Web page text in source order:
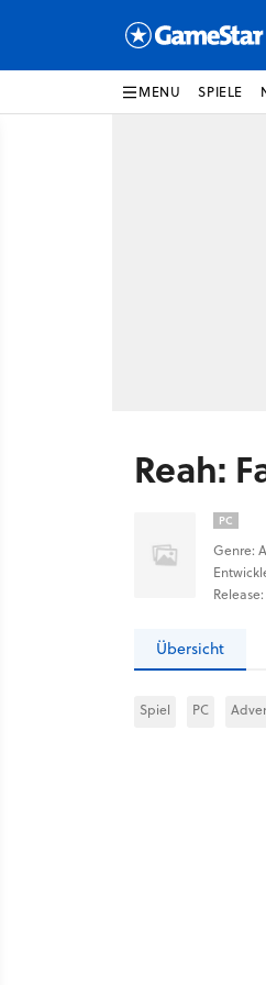
MENU SPIELE
Reah:
PC
Genre:
Übersicht
Spiel PC